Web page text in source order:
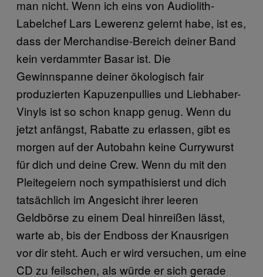
man nicht. Wenn ich eins von Audiolith-
Labelchef Lars Lewerenz gelernt habe, ist es,
dass der Merchandise-Bereich deiner Band
kein verdammter Basar ist. Die
Gewinnspanne deiner ökologisch fair
produzierten Kapuzenpullies und Liebhaber-
Vinyls ist so schon knapp genug. Wenn du
jetzt anfängst, Rabatte zu erlassen, gibt es
morgen auf der Autobahn keine Currywurst
für dich und deine Crew. Wenn du mit den
Pleitegeiern noch sympathisierst und dich
tatsächlich im Angesicht ihrer leeren
Geldbörse zu einem Deal hinreißen lässt,
warte ab, bis der Endboss der Knausrigen
vor dir steht. Auch er wird versuchen, um eine
CD zu feilschen, als würde er sich gerade